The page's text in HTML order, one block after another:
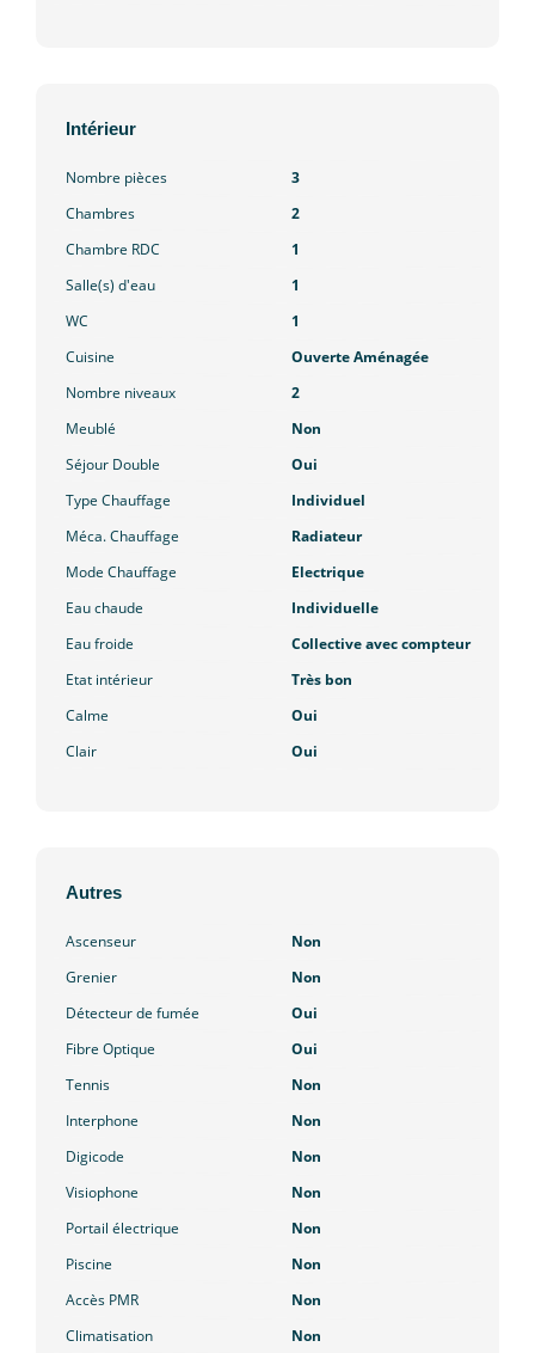
Intérieur
Nombre pièces
3
Chambres
2
Chambre RDC
1
Salle(s) d'eau
1
WC
1
Cuisine
Ouverte Aménagée
Nombre niveaux
2
Meublé
Non
Séjour Double
Oui
Type Chauffage
Individuel
Méca. Chauffage
Radiateur
Mode Chauffage
Electrique
Eau chaude
Individuelle
Eau froide
Collective avec compteur
Etat intérieur
Très bon
Calme
Oui
Clair
Oui
Autres
Ascenseur
Non
Grenier
Non
Détecteur de fumée
Oui
Fibre Optique
Oui
Tennis
Non
Interphone
Non
Digicode
Non
Visiophone
Non
Portail électrique
Non
Piscine
Non
Accès PMR
Non
Climatisation
Non